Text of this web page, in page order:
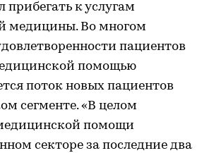
к услугам
медицины. Во многом
пациентов
помощью
поток новых пациентов
сегменте. «В целом
помощи
секторе за последние два